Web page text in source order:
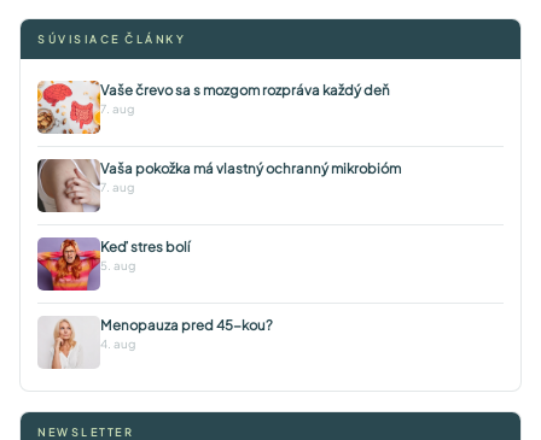
SÚVISIACE ČLÁNKY
Vaše črevo sa s mozgom rozpráva každý deň
7. aug
Vaša pokožka má vlastný ochranný mikrobióm
7. aug
Keď stres bolí
5. aug
Menopauza pred 45-kou?
4. aug
NEWSLETTER